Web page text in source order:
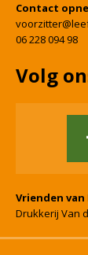
Contact
06 228 094 98
Volg
Vrienden van
Drukkerij Van